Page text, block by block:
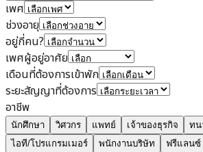
เพศ
ช่วงอายุ
อยู่กี่คน?
เพศผู้อยู่อาศัย
เดือนที่ต้องการเข้าพัก
ระยะสัญญาที่ต้องการ
อาชีพ
นักศึกษา วิศวกร แพทย์ เจ้าของธุรกิจ ทน
ไอที/โปรแกรมเมอร์
พนักงานบริษัท ฟรีแลนซ์